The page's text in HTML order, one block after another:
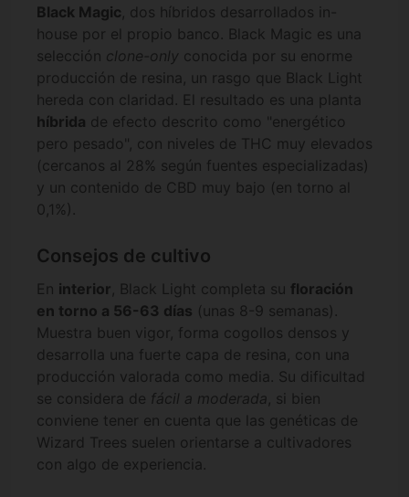
Black Magic , dos híbridos desarrollados in-
house por el propio banco. Black Magic es una
selección clone-only conocida por su enorme
producción de resina, un rasgo que Black Light
hereda con claridad. El resultado es una planta
híbrida de efecto descrito como "energético
pero pesado", con niveles de THC muy elevados
(cercanos al 28% según fuentes especializadas)
y un contenido de CBD muy bajo (en torno al
0,1%).
Consejos de cultivo
En interior, Black Light completa su floración
en torno a 56-63 días (unas 8-9 semanas).
Muestra buen vigor, forma cogollos densos y
desarrolla una fuerte capa de resina, con una
producción valorada como media. Su dificultad
se considera de fácil a moderada, si bien
conviene tener en cuenta que las genéticas de
Wizard Trees suelen orientarse a cultivadores
con algo de experiencia.